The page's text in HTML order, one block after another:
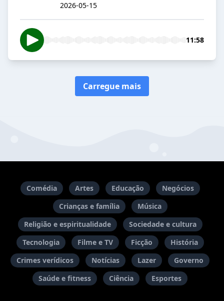
2026-05-15
11:58
Carregue mais
Comédia Artes Educação
Negócios
Crianças e família
Música
Religião e espiritualidade
Sociedade e cultura
Tecnologia
Filme e TV Ficção
História
Crimes verídicos
Notícias Lazer
Governo
Saúde e fitness
Ciência Esportes